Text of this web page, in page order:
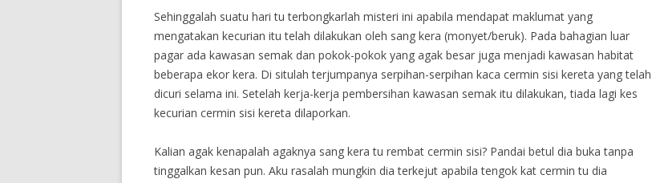
Sehinggalah suatu hari tu terbongkarlah misteri ini apabila mendapat maklumat yang
mengatakan kecurian itu telah dilakukan oleh sang kera (monyet/beruk). Pada bahagian luar
pagar ada kawasan semak dan pokok-pokok yang agak besar juga menjadi kawasan habitat
beberapa ekor kera. Di situlah terjumpanya serpihan-serpihan kaca cermin sisi kereta yang telah
dicuri selama ini. Setelah kerja-kerja pembersihan kawasan semak itu dilakukan, tiada lagi kes
kecurian cermin sisi kereta dilaporkan.
Kalian agak kenapalah agaknya sang kera tu rembat cermin sisi? Pandai betul dia buka tanpa
tinggalkan kesan pun. Aku rasalah mungkin dia terkejut apabila tengok kat cermin tu dia